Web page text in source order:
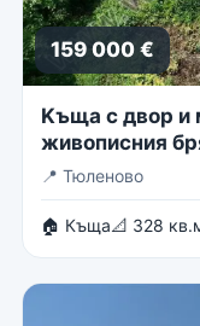
159 000 €
Kъща с двор и
живописния
📍 Тюленово
🏠 Къща📐 328